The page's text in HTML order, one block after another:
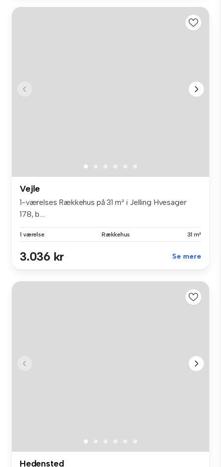
Vejle
1-værelses Rækkehus på 31 m² i Jelling Hvesager
178, b....
1 værelse Rækkehus 31 m²
3.036 kr Se mere
Hedensted